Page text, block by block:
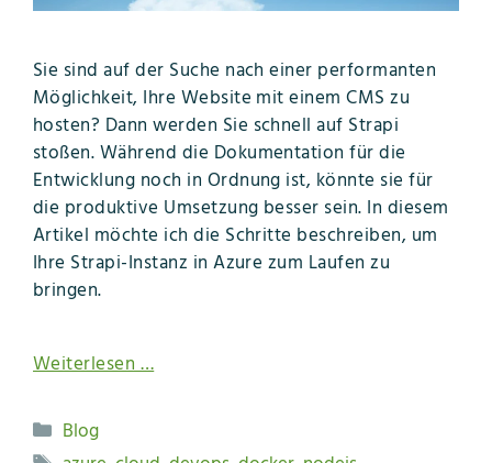
Sie sind auf der Suche nach einer performanten
Möglichkeit, Ihre Website mit einem CMS zu
hosten? Dann werden Sie schnell auf Strapi
stoßen. Während die Dokumentation für die
Entwicklung noch in Ordnung ist, könnte sie für
die produktive Umsetzung besser sein. In diesem
Artikel möchte ich die Schritte beschreiben, um
Ihre Strapi-Instanz in Azure zum Laufen zu
bringen.
Weiterlesen …
Kategorien
Blog